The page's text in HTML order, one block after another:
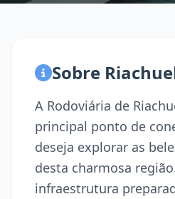
Sobre
A Rodoviária de
principal ponto de
deseja explorar as
desta charmosa
infraestrutura